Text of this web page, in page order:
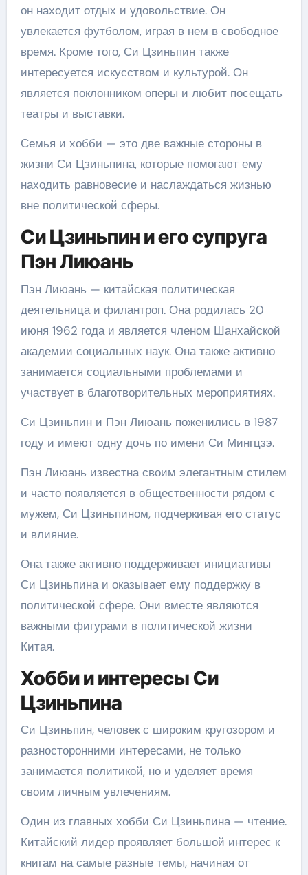
он находит отдых и удовольствие. Он
увлекается футболом, играя в нем в свободное
время. Кроме того, Си Цзиньпин также
интересуется искусством и культурой. Он
является поклонником оперы и любит посещать
театры и выставки.
Семья и хобби — это две важные стороны в
жизни Си Цзиньпина, которые помогают ему
находить равновесие и наслаждаться жизнью
вне политической сферы.
Си Цзиньпин и его супруга
Пэн Лиюань
Пэн Лиюань — китайская политическая
деятельница и филантроп. Она родилась 20
июня 1962 года и является членом Шанхайской
академии социальных наук. Она также активно
занимается социальными проблемами и
участвует в благотворительных мероприятиях.
Си Цзиньпин и Пэн Лиюань поженились в 1987
году и имеют одну дочь по имени Си Мингцзэ.
Пэн Лиюань известна своим элегантным стилем
и часто появляется в общественности рядом с
мужем, Си Цзиньпином, подчеркивая его статус
и влияние.
Она также активно поддерживает инициативы
Си Цзиньпина и оказывает ему поддержку в
политической сфере. Они вместе являются
важными фигурами в политической жизни
Китая.
Хобби и интересы Си
Цзиньпина
Си Цзиньпин, человек с широким кругозором и
разносторонними интересами, не только
занимается политикой, но и уделяет время
своим личным увлечениям.
Один из главных хобби Си Цзиньпина — чтение.
Китайский лидер проявляет большой интерес к
книгам на самые разные темы, начиная от